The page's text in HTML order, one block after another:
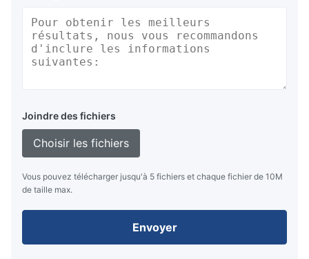
Joindre des fichiers
Choisir les fichiers
Vous pouvez télécharger jusqu'à 5 fichiers et chaque fichier de 10M
de taille max.
Envoyer